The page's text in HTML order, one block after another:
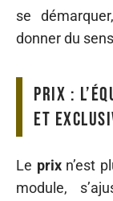
se
donner du
Prix :
et
Le prixn’est
module,